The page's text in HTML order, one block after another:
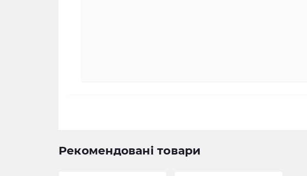
Рекомендовані товари